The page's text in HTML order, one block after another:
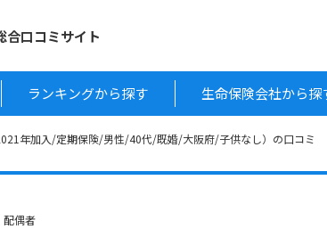
合口コミサイト
ランキングから探す 生命保険会社から探
年加入/定期保険/男性/40代/既婚/大阪府/子供なし）の口コミ
偶者